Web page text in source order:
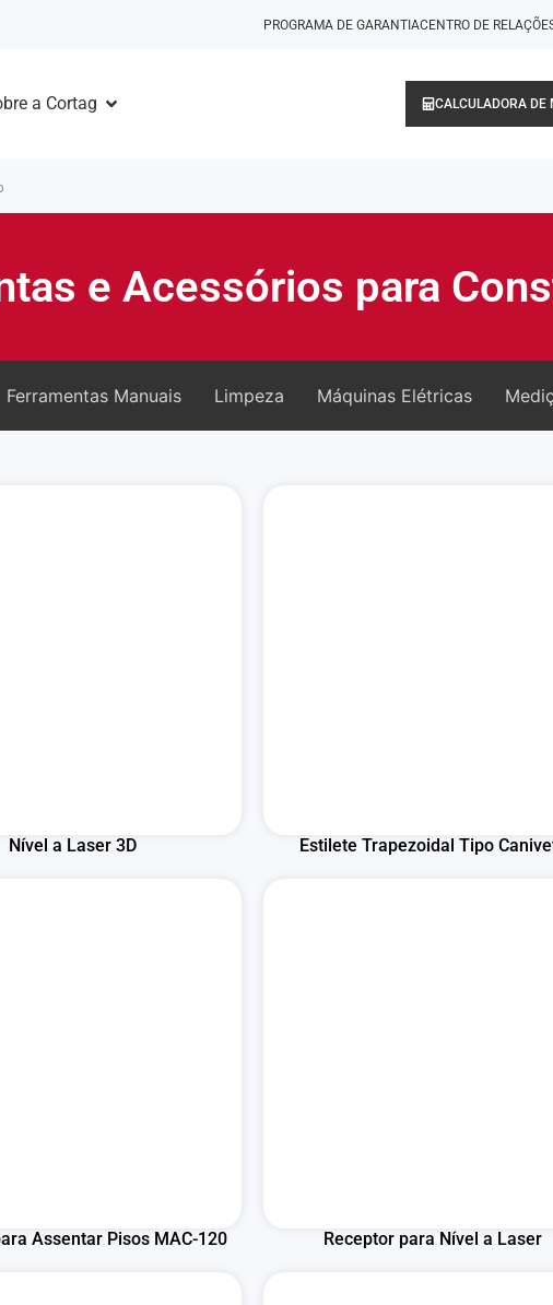
PROGRAMA DE GARANTIACENTRO DE
a Cortag CALCULADORA DE
e Acessórios para
Ferramentas Manuais Limpeza Máquinas Elétricas
Nível a Laser 3D Estilete Trapezoidal Tipo
Assentar Pisos MAC-120 Receptor para Nível a Laser